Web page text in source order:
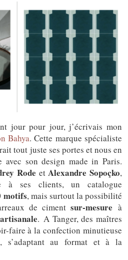
jour pour jour, j’écrivais mon
Bahya. Cette marque spécialiste
tout juste ses portes et nous en
son design made in Paris.
Rode etAlexandre Sopoçko,
à ses clients, un catalogue
motifs, mais surtout la possibilité
de ciment sur-mesure à
. A Tanger, des maîtres
faire à la confection minutieuse
s’adaptant au format et à la